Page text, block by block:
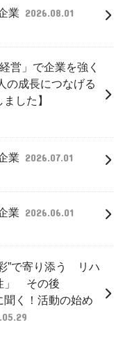
業 2026.08.01
営」で企業を強く
の成長につなげる
した】
業 2026.07.01
業 2026.06.01
”で寄り添う リハ
」 その後
く！活動の始め